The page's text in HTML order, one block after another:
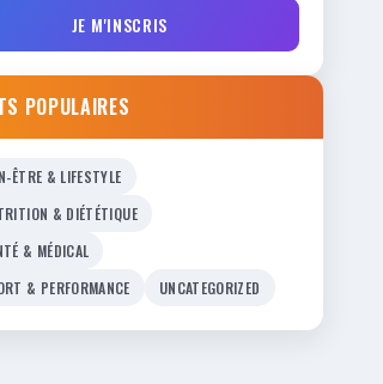
JE M'INSCRIS
POPULAIRES
ÊTRE & LIFESTYLE
& DIÉTÉTIQUE
& MÉDICAL
& PERFORMANCE
UNCATEGORIZED